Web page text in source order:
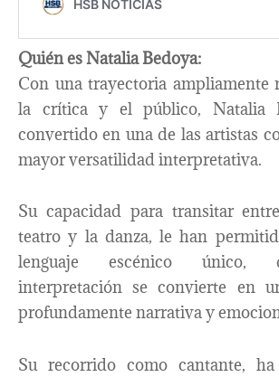
Quién es Natalia Bedoya:
Con una trayectoria ampliamente
la crítica y el público, Natalia
convertido en una de las artistas
mayor versatilidad interpretativa.
Su capacidad para transitar
teatro y la danza, le han
lenguaje escénico único,
interpretación se convierte en
profundamente narrativa y
Su recorrido como cantante,